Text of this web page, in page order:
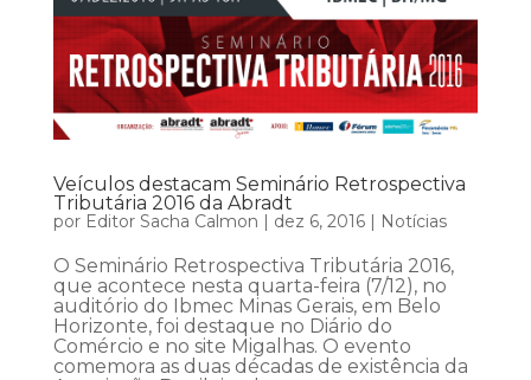
Veículos destacam Seminário Retrospectiva
Tributária 2016 da Abradt
por Editor Sacha Calmon | dez 6, 2016| Notícias
O Seminário Retrospectiva Tributária 2016,
que acontece nesta quarta-feira (7/12), no
auditório do Ibmec Minas Gerais, em Belo
Horizonte, foi destaque no Diário do
Comércio e no site Migalhas. O evento
comemora as duas décadas de existência da